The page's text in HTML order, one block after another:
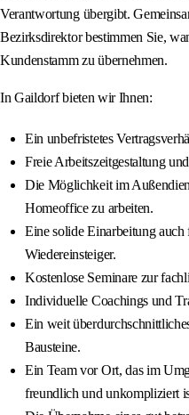
Verantwortung übergibt.
Bezirksdirektor bestimmen Sie,
Kundenstamm zu übernehmen.
In Gaildorf bieten wir Ihnen:
Ein unbefristetes
Freie Arbeitszeitgestaltung
Die Möglichkeit im
Homeoffice zu arbeiten.
Eine solide Einarbeitung
Wiedereinsteiger.
Kostenlose Seminare zur
Individuelle Coachings und
Ein weit
Bausteine.
Ein Team vor Ort, das im
freundlich und unkompliziert